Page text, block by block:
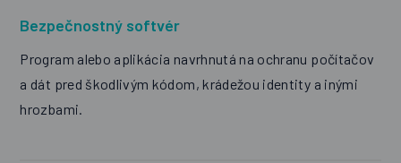
Bezpečnostný softvér
Program alebo aplikácia navrhnutá na ochranu počítačov
a dát pred škodlivým kódom, krádežou identity a inými
hrozbami.